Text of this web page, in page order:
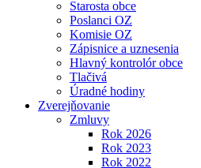
Starosta obce
Poslanci OZ
Komisie OZ
Zápisnice a uznesenia
Hlavný kontrolór obce
Tlačivá
Úradné hodiny
Zverejňovanie
Zmluvy
Rok 2026
Rok 2023
Rok 2022